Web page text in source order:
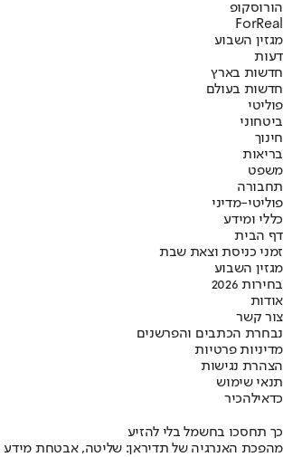
הורוסקופ
ForReal
מגזין השבוע
דעות
חדשות בארץ
חדשות בעולם
פוליטי
ביטחוני
חינוך
בריאות
משפט
תחבורה
פוליטי-מדיני
כללי ומידע
דף הבית
זמני כניסת וצאת שבת
מגזין השבוע
בחירות 2026
אודות
צור קשר
נבחרת הכתבים והפרשנים
מדיניות פרטיות
הצהרת נגישות
תנאי שימוש
כדאילהכיר
כך תחסכו בחשמל בלי להזיע
מהפכת האנרגיה של תדיראן: שליטה, אבטחת מידע